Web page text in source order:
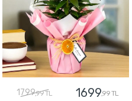
1799,99 TL 1699,99 TL